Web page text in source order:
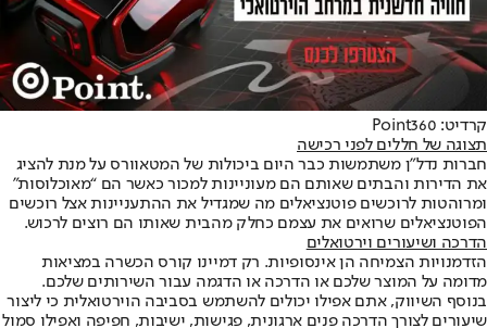
קרדיט: Point360‏
תצוגה של חללים לפני רכישה
חברות נדל”ן משתמשות כבר היום ביכולות של המטאוורס על מנת להציג
את הדירות והבתים שאותם הם מעוניינות למכור כאשר הם “מאוכלוסות”
ומרוהטות לרוכשים פוטנציאלים מה שמגדיל את ההתעניינות אצל רוכשים
הפוטנציאלים שרואים את עצמם כחלק מהבית שאותו הם רוצים לרכוש.
הדרכה ושיעורים וירטואלים
הזדמנויות הצמיחה הן אינסופיות. רק דמיינו קורס הכשרה במציאות
מדומה על המוצר שלכם או הדרכה או הדגמה עבור השירותים שלכם.
בנוסף השיווק, אתם אפילו יכולים להשתמש בסביבה הוירטואלית כי ליצור
שיעורים לצורך הדרכה פנים ארגונית, פגישות, ישיבות, חפיפה ואפילו סמול